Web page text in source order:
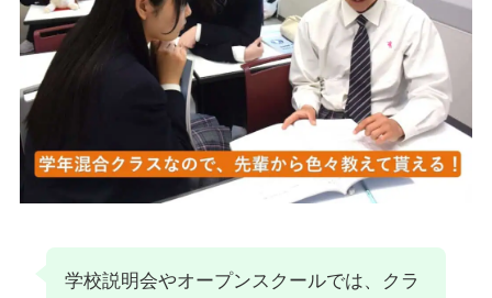
学校説明会やオープンスクールでは、クラ